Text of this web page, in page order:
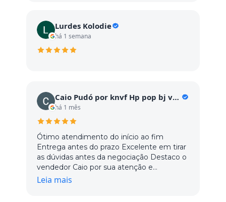
Lurdes Kolodie
há 1 semana
Caio Pudó por knvf Hp pop bj vc GC vc c
há 1 mês
Ótimo atendimento do início ao fim
Entrega antes do prazo Excelente em tirar
as dúvidas antes da negociação Destaco o
vendedor Caio por sua atenção e
dedicação, os demais vendedores ainda
Leia mais